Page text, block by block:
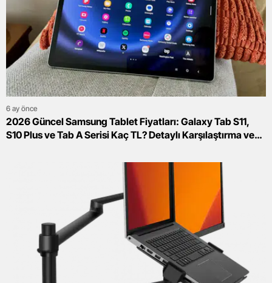
6 ay önce
2026 Güncel Samsung Tablet Fiyatları: Galaxy Tab S11,
S10 Plus ve Tab A Serisi Kaç TL? Detaylı Karşılaştırma ve